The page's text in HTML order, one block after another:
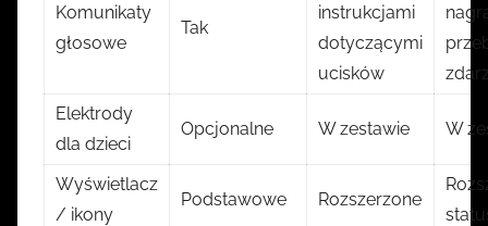
Komunikaty
głosowe
Tak
instrukcjami
dotyczącymi
ucisków
Elektrody
dla dzieci
Opcjonalne W zestawie W
Wyświetlacz
/ ikony
Podstawowe Rozszerzone